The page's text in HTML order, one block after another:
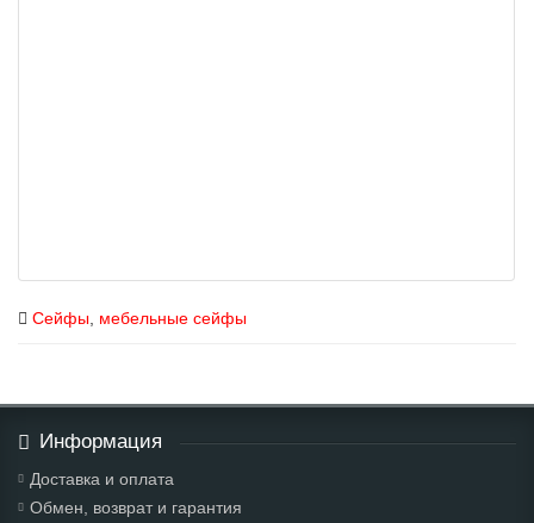
Сейфы мебельные сейфы
Информация
Доставка и оплата
Обмен, возврат и гарантия